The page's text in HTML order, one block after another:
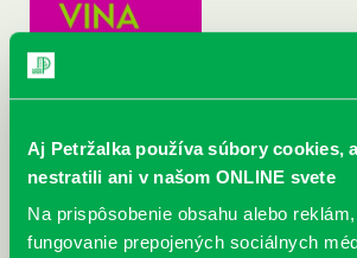
Aj Petržalka používa súbory cookies,
nestratili ani v našom ONLINE svete
Na prispôsobenie obsahu alebo
fungovanie prepojených sociálnych